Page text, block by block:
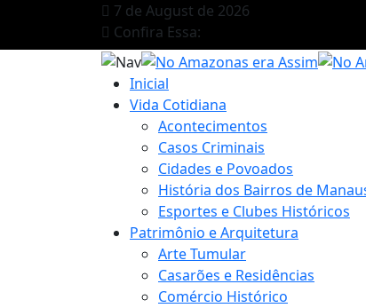
7 de August de 2026
Confira Essa:
Inicial
Vida Cotidiana
Acontecimentos
Casos Criminais
Cidades e Povoados
História dos Bairros de
Esportes e Clubes Históricos
Patrimônio e Arquitetura
Arte Tumular
Casarões e Residências
Comércio Histórico